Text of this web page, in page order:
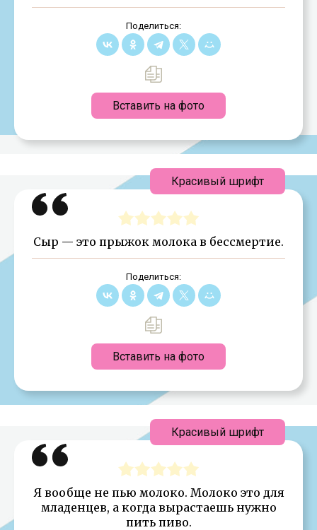
Поделиться:
Вставить на фото
Сыр — это прыжок молока в бессмертие.
Поделиться:
Вставить на фото
Красивый шрифт
Я вообще не пью молоко. Молоко это для
младенцев, а когда вырастаешь нужно
пить пиво.
Красивый шрифт